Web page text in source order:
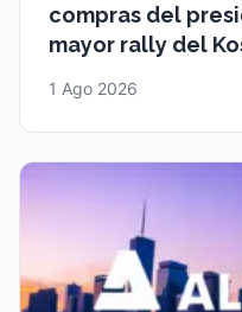
compras del
mayor rally del
1 Ago 2026